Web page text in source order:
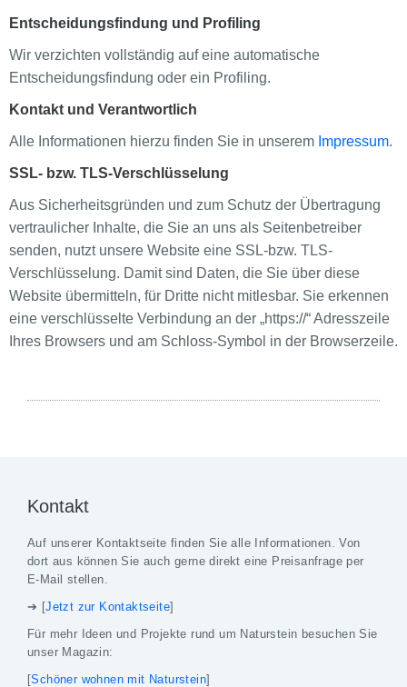
Entscheidungsfindung und Profiling
Wir verzichten vollständig auf eine automatische
Entscheidungsfindung oder ein Profiling.
Kontakt und Verantwortlich
Alle Informationen hierzu finden Sie in unserem Impressum.
SSL- bzw. TLS-Verschlüsselung
Aus Sicherheitsgründen und zum Schutz der Übertragung
vertraulicher Inhalte, die Sie an uns als Seitenbetreiber
senden, nutzt unsere Website eine SSL-bzw. TLS-
Verschlüsselung. Damit sind Daten, die Sie über diese
Website übermitteln, für Dritte nicht mitlesbar. Sie erkennen
eine verschlüsselte Verbindung an der „https://“ Adresszeile
Ihres Browsers und am Schloss-Symbol in der Browserzeile.
Kontakt
Auf unserer Kontaktseite finden Sie alle Informationen. Von
dort aus können Sie auch gerne direkt eine Preisanfrage per
E-Mail stellen.
➔ [Jetzt zur Kontaktseite]
Für mehr Ideen und Projekte rund um Naturstein besuchen Sie
unser Magazin:
[Schöner wohnen mit Naturstein]